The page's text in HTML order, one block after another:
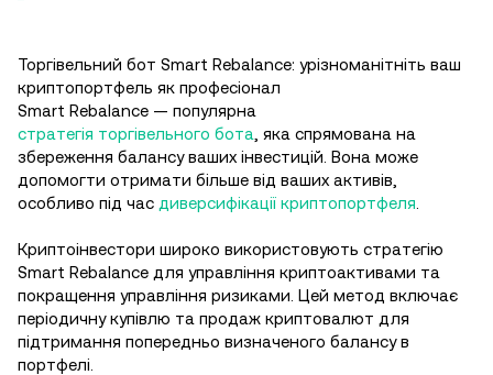
Торгівельний бот Smart Rebalance: урізноманітніть ваш
криптопортфель як професіонал
Smart Rebalance — популярна
стратегія торгівельного бота , яка спрямована на
збереження балансу ваших інвестицій. Вона може
допомогти отримати більше від ваших активів,
особливо під час диверсифікації криптопортфеля
Криптоінвестори широко використовують стратегію
Smart Rebalance для управління криптоактивами та
покращення управління ризиками. Цей метод включає
періодичну купівлю та продаж криптовалют для
підтримання попередньо визначеного балансу в
портфелі.